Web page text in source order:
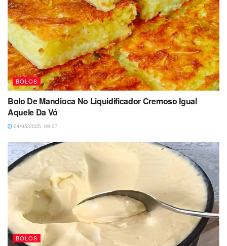
BOLOS
Bolo De Mandioca No Liquidificador Cremoso Igual
Aquele Da Vó
04/05/2025, 09:07
BOLOS